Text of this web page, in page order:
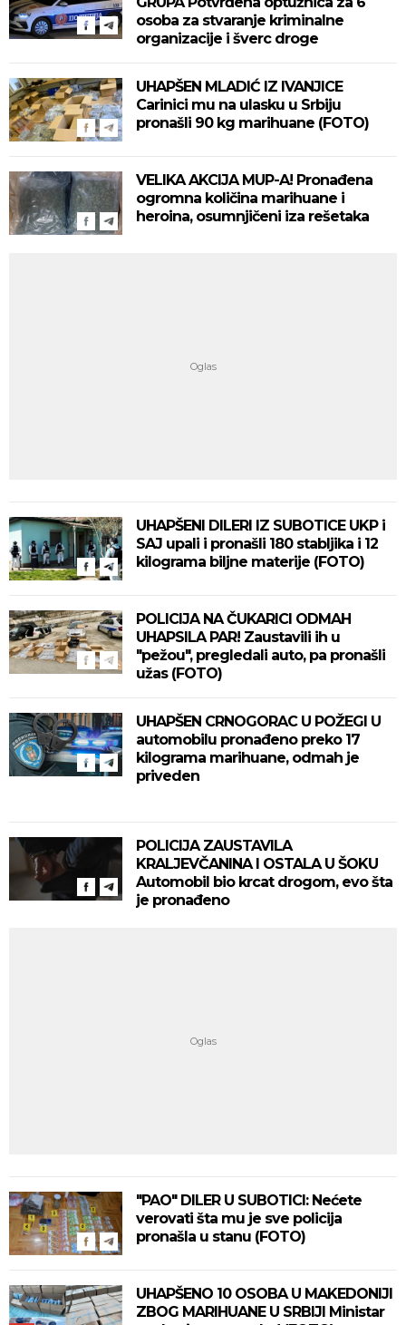
osoba za stvaranje kriminalne
organizacije i šverc droge
UHAPŠEN MLADIĆ IZ IVANJICE
Carinici mu na ulasku u Srbiju
pronašli 90 kg marihuane (FOTO)
VELIKA AKCIJA MUP-A! Pronađena
ogromna količina marihuane i
heroina, osumnjičeni iza rešetaka
UHAPŠENI DILERI IZ SUBOTICE UKP i
SAJ upali i pronašli 180 stabljika i 12
kilograma biljne materije (FOTO)
POLICIJA NA ČUKARICI ODMAH
UHAPSILA PAR! Zaustavili ih u
"pežou", pregledali auto, pa pronašli
užas (FOTO)
UHAPŠEN CRNOGORAC U POŽEGI U
automobilu pronađeno preko 17
kilograma marihuane, odmah je
priveden
POLICIJA ZAUSTAVILA
KRALJEVČANINA I OSTALA U ŠOKU
Automobil bio krcat drogom, evo šta
je pronađeno
"PAO" DILER U SUBOTICI: Nećete
verovati šta mu je sve policija
pronašla u stanu (FOTO)
UHAPŠENO 10 OSOBA U MAKEDONIJI
ZBOG MARIHUANE U SRBIJI Ministar